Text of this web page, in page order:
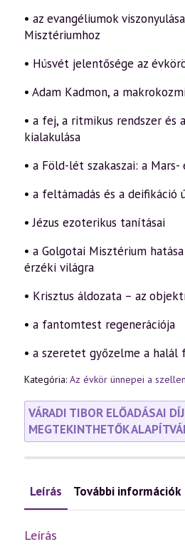
• az evangéliumok
Misztériumhoz
• Húsvét jelentősége az
• Adam Kadmon, a
• a fej, a ritmikus rendszer és
kialakulása
• a Föld-lét szakaszai: a
• a feltámadás és a deifikáció
• Jézus ezoterikus tanításai
• a Golgotai Misztérium
érzéki világra
• Krisztus áldozata – az
• a fantomtest regenerációja
• a szeretet győzelme a
Kategória: Az évkör ünnepei a
VÁRADI TIBOR ELŐADÁSAI
MEGTEKINTHETŐK
Leírás További információk
Leírás